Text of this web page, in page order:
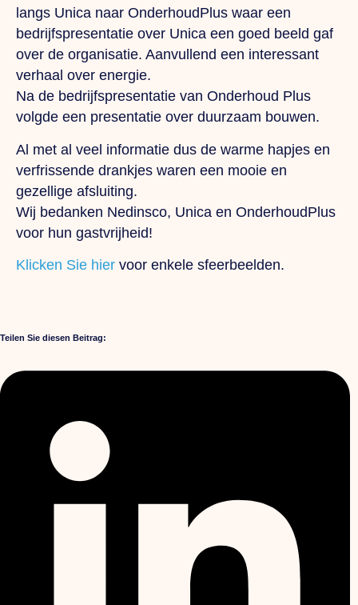
langs Unica naar OnderhoudPlus waar een
bedrijfspresentatie over Unica een goed beeld gaf
over de organisatie. Aanvullend een interessant
verhaal over energie.
Na de bedrijfspresentatie van Onderhoud Plus
volgde een presentatie over duurzaam bouwen.
Al met al veel informatie dus de warme hapjes en
verfrissende drankjes waren een mooie en
gezellige afsluiting.
Wij bedanken Nedinsco, Unica en OnderhoudPlus
voor hun gastvrijheid!
Klicken Sie hier voor enkele sfeerbeelden.
Teilen Sie diesen Beitrag: